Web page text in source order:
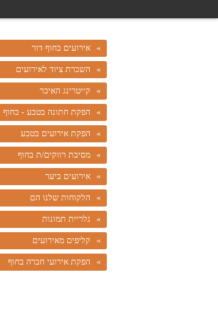
אירועים בחוף דור
השכרת ציוד לאירועים
קייטרינג האיכר
הפקת חתונה בטבע - בחוף
הפקת אירועים בטבע
מסיבת רווקים/ת בחוף
אירועים ביער
הלקוחות שלנו הם
גלריית תמונות
קליפים מאירועים
הפקת אירועי חברה בחוף